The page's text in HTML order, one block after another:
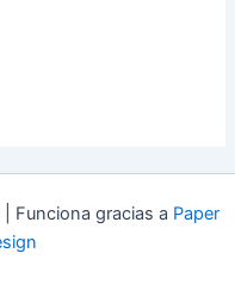
Funciona gracias a Paper